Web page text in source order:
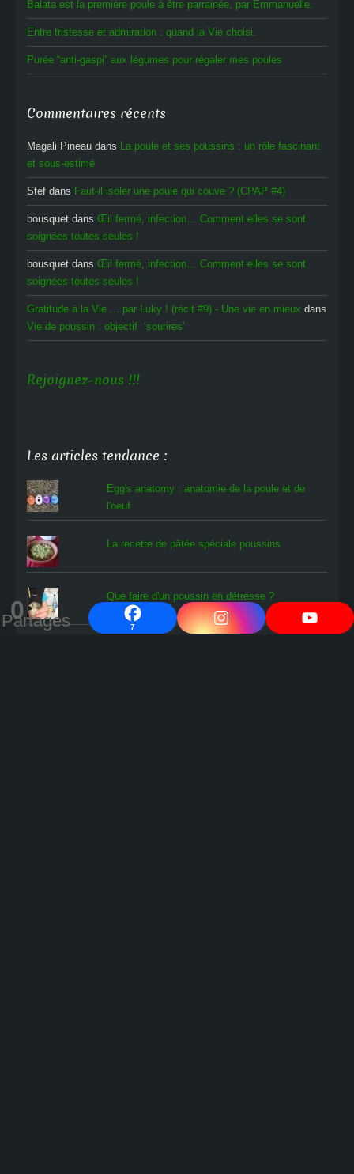
0
Partages 7
Balata est la première poule à être parrainée, par Emmanuelle.
Entre tristesse et admiration : quand la Vie choisi.
Purée “anti-gaspi” aux légumes pour régaler mes poules
Commentaires récents
Magali Pineau dans La poule et ses poussins : un rôle fascinant
et sous-estimé
Stef dans Faut-il isoler une poule qui couve ? (CPAP #4)
bousquet dans Œil fermé, infection… Comment elles se sont
soignées toutes seules !
bousquet dans Œil fermé, infection… Comment elles se sont
soignées toutes seules !
Gratitude à la Vie ... par Luky ! (récit #9) - Une vie en mieux dans
Vie de poussin : objectif ‘sourires’
Rejoignez-nous !!!
Les articles tendance :
Egg's anatomy : anatomie de la poule et de
l'oeuf
La recette de pâtée spéciale poussins
Que faire d'un poussin en détresse ?